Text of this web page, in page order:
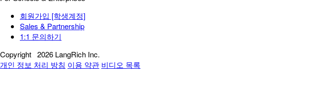
회원가입 [학생계정]
Sales & Partnership
1:1 문의하기
Copyright 2026 LangRich Inc.
개인 정보 처리 방침 이용 약관 비디오 목록